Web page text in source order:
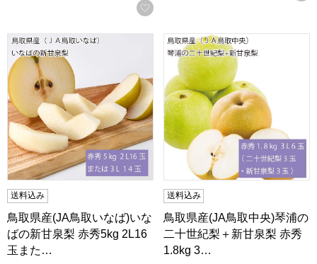
お気に入りに登録する
鳥取県産(JA鳥取いなば)いなばの新甘泉梨 赤秀5kg 2L16玉
送料込み
鳥取県産(JA鳥取いなば)いな
ばの新甘泉梨 赤秀5kg 2L16
玉また…
鳥取県産(JA鳥取中央)琴浦の
送料込み
鳥取県産(JA鳥取中央)琴浦の
二十世紀梨＋新甘泉梨 赤秀
1.8kg 3…